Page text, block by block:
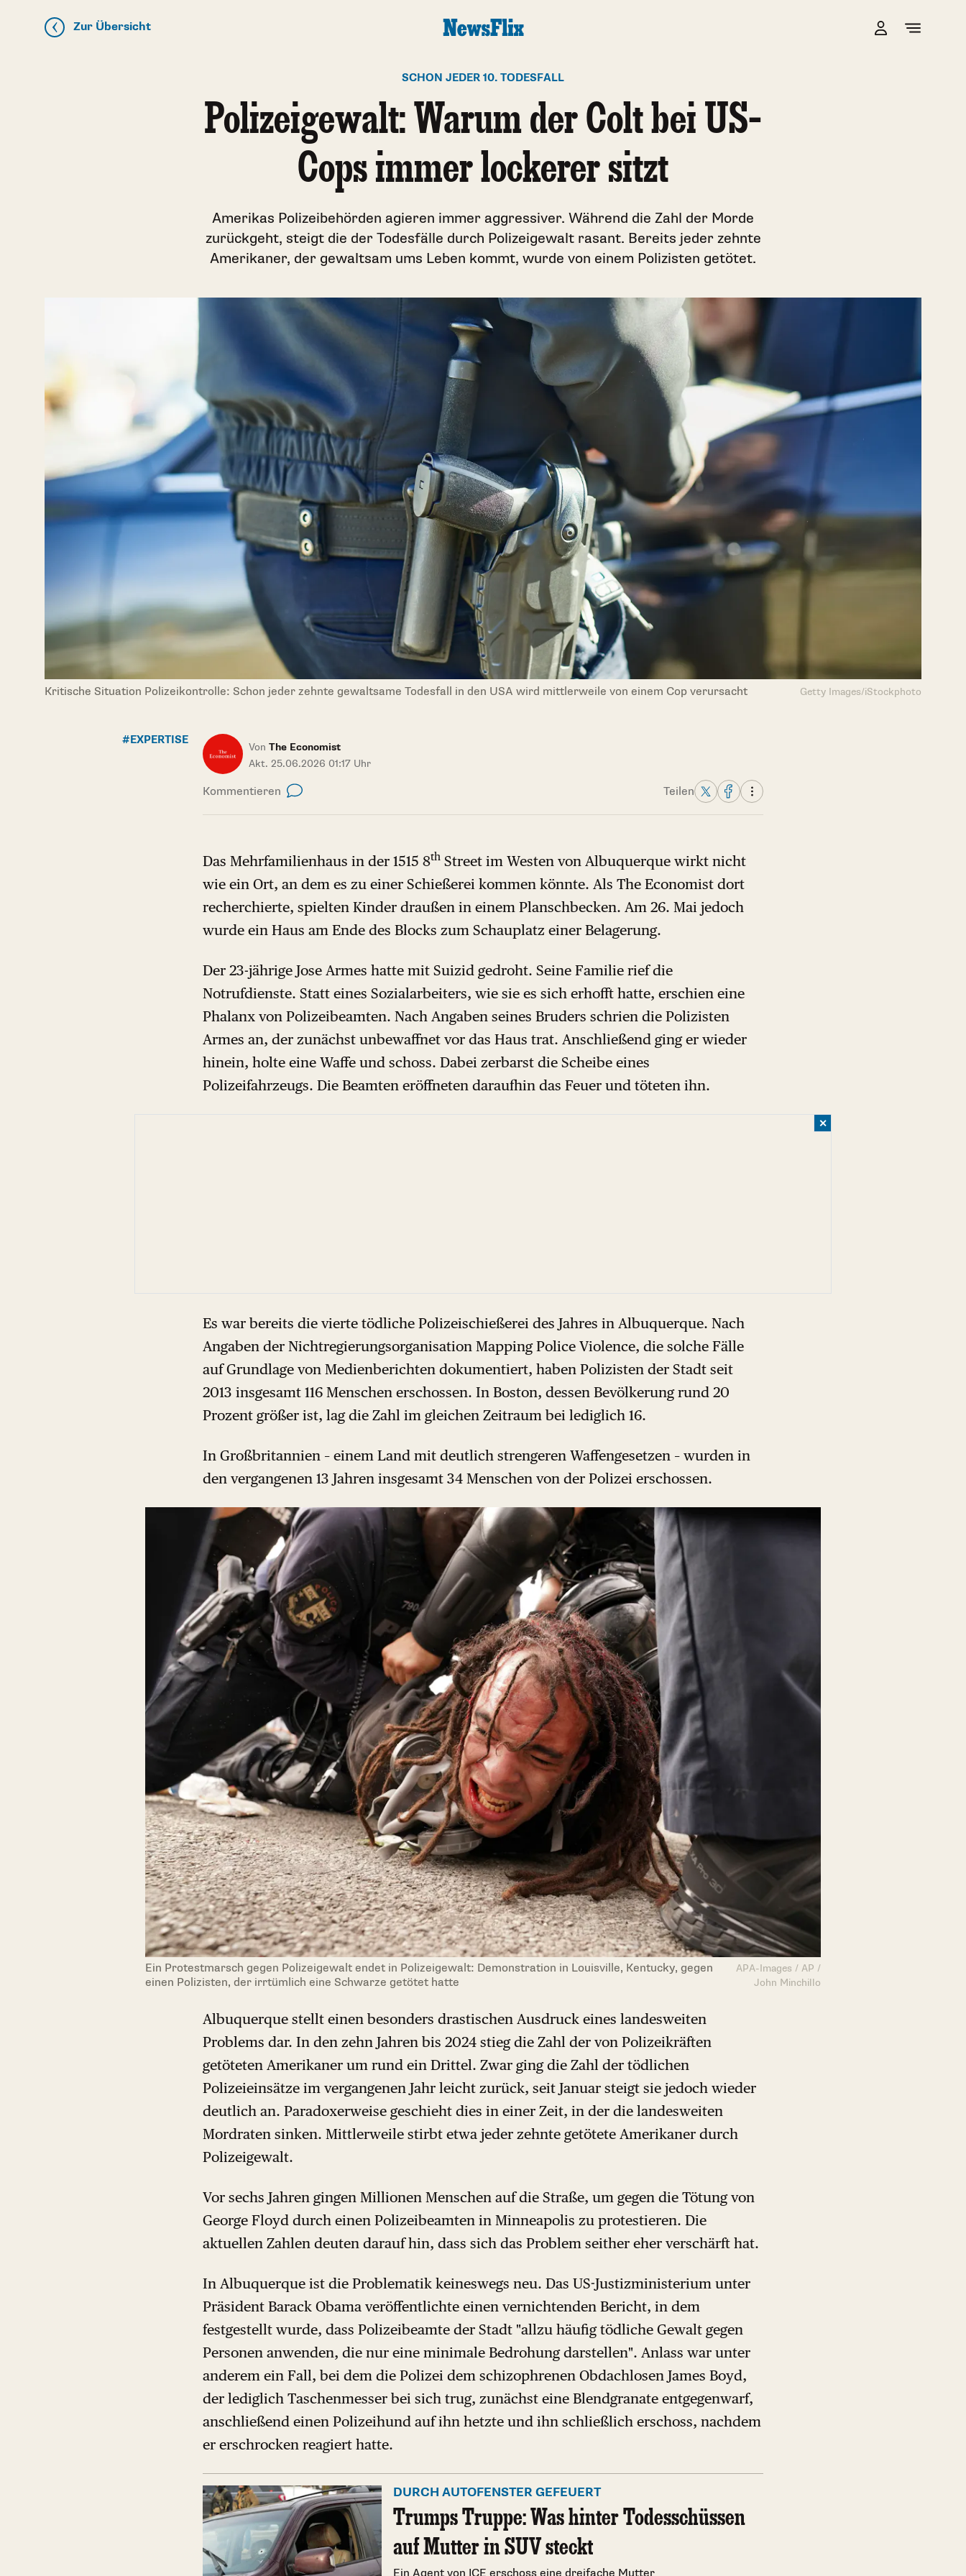
Zur Übersicht
SCHON JEDER 10. TODESFALL
Polizeigewalt: Warum der Colt bei US-
Cops immer lockerer sitzt
Amerikas Polizeibehörden agieren immer aggressiver. Während die Zahl der Morde
zurückgeht, steigt die der Todesfälle durch Polizeigewalt rasant. Bereits jeder zehnte
Amerikaner, der gewaltsam ums Leben kommt, wurde von einem Polizisten getötet.
Kritische Situation Polizeikontrolle: Schon jeder zehnte gewaltsame Todesfall in den USA wird mittlerweile von einem Cop verursacht Getty Images/iStockphoto
#EXPERTISE
Von The Economist
Akt. 25.06.2026 01:17 Uhr
Kommentieren Teilen
Das Mehrfamilienhaus in der 1515 8th Street im Westen von Albuquerque wirkt nicht
wie ein Ort, an dem es zu einer Schießerei kommen könnte. Als The Economist dort
recherchierte, spielten Kinder draußen in einem Planschbecken. Am 26. Mai jedoch
wurde ein Haus am Ende des Blocks zum Schauplatz einer Belagerung.
Der 23-jährige Jose Armes hatte mit Suizid gedroht. Seine Familie rief die
Notrufdienste. Statt eines Sozialarbeiters, wie sie es sich erhofft hatte, erschien eine
Phalanx von Polizeibeamten. Nach Angaben seines Bruders schrien die Polizisten
Armes an, der zunächst unbewaffnet vor das Haus trat. Anschließend ging er wieder
hinein, holte eine Waffe und schoss. Dabei zerbarst die Scheibe eines
Polizeifahrzeugs. Die Beamten eröffneten daraufhin das Feuer und töteten ihn.
✕
Es war bereits die vierte tödliche Polizeischießerei des Jahres in Albuquerque. Nach
Angaben der Nichtregierungsorganisation Mapping Police Violence, die solche Fälle
auf Grundlage von Medienberichten dokumentiert, haben Polizisten der Stadt seit
2013 insgesamt 116 Menschen erschossen. In Boston, dessen Bevölkerung rund 20
Prozent größer ist, lag die Zahl im gleichen Zeitraum bei lediglich 16.
In Großbritannien – einem Land mit deutlich strengeren Waffengesetzen – wurden in
den vergangenen 13 Jahren insgesamt 34 Menschen von der Polizei erschossen.
Ein Protestmarsch gegen Polizeigewalt endet in Polizeigewalt: Demonstration in Louisville, Kentucky, gegen
einen Polizisten, der irrtümlich eine Schwarze getötet hatte
APA-Images / AP /
John Minchillo
Albuquerque stellt einen besonders drastischen Ausdruck eines landesweiten
Problems dar. In den zehn Jahren bis 2024 stieg die Zahl der von Polizeikräften
getöteten Amerikaner um rund ein Drittel. Zwar ging die Zahl der tödlichen
Polizeieinsätze im vergangenen Jahr leicht zurück, seit Januar steigt sie jedoch wieder
deutlich an. Paradoxerweise geschieht dies in einer Zeit, in der die landesweiten
Mordraten sinken. Mittlerweile stirbt etwa jeder zehnte getötete Amerikaner durch
Polizeigewalt.
Vor sechs Jahren gingen Millionen Menschen auf die Straße, um gegen die Tötung von
George Floyd durch einen Polizeibeamten in Minneapolis zu protestieren. Die
aktuellen Zahlen deuten darauf hin, dass sich das Problem seither eher verschärft hat.
In Albuquerque ist die Problematik keineswegs neu. Das US-Justizministerium unter
Präsident Barack Obama veröffentlichte einen vernichtenden Bericht, in dem
festgestellt wurde, dass Polizeibeamte der Stadt "allzu häufig tödliche Gewalt gegen
Personen anwenden, die nur eine minimale Bedrohung darstellen". Anlass war unter
anderem ein Fall, bei dem die Polizei dem schizophrenen Obdachlosen James Boyd,
der lediglich Taschenmesser bei sich trug, zunächst eine Blendgranate entgegenwarf,
anschließend einen Polizeihund auf ihn hetzte und ihn schließlich erschoss, nachdem
er erschrocken reagiert hatte.
DURCH AUTOFENSTER GEFEUERT
Trumps Truppe: Was hinter Todesschüssen
auf Mutter in SUV steckt